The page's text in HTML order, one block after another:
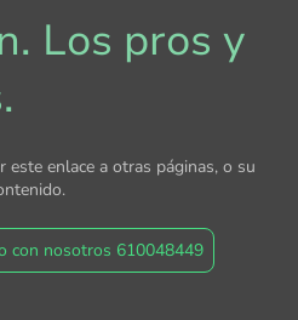
Los pros y
este enlace a otras páginas, o su
con nosotros 610048449